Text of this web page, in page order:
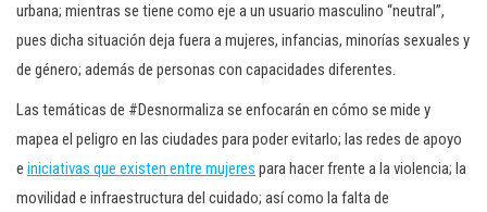
urbana; mientras se tiene como eje a un usuario masculino “neutral”,
pues dicha situación deja fuera a mujeres, infancias, minorías sexuales y
de género; además de personas con capacidades diferentes.
Las temáticas de #Desnormaliza se enfocarán en cómo se mide y
mapea el peligro en las ciudades para poder evitarlo; las redes de apoyo
e iniciativas que existen entre mujeres para hacer frente a la violencia; la
movilidad e infraestructura del cuidado; así como la falta de